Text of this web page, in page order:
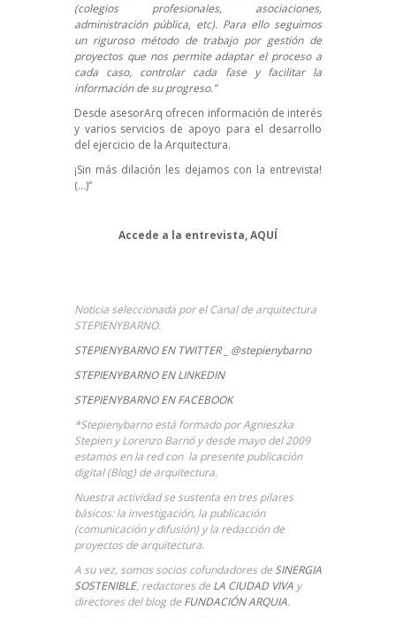
(colegios profesionales, asociaciones,
administración pública, etc). Para ello seguimos
un riguroso método de trabajo por gestión de
proyectos que nos permite adaptar el proceso a
cada caso, controlar cada fase y facilitar la
información de su progreso.”
Desde asesorArq ofrecen información de interés
y varios servicios de apoyo para el desarrollo
del ejercicio de la Arquitectura.
¡Sin más dilación les dejamos con la entrevista!
(…)”
Accede a la entrevista,AQUÍ
Noticia seleccionada por el Canal de arquitectura
STEPIENYBARNO.
STEPIENYBARNO EN TWITTER _ @stepienybarno
STEPIENYBARNO EN LINKEDIN
STEPIENYBARNO EN FACEBOOK
*Stepienybarno está formado por Agnieszka
Stepien y Lorenzo Barnó y desde mayo del 2009
estamos en la red con la presente publicación
digital (Blog) de arquitectura.
Nuestra actividad se sustenta en tres pilares
básicos: la investigación, la publicación
(comunicación y difusión) y la redacción de
proyectos de arquitectura.
A su vez, somos socios cofundadores deSINERGIA
SOSTENIBLE, redactores de LA CIUDAD VIVA y
directores del blog de FUNDACIÓN ARQUIA.